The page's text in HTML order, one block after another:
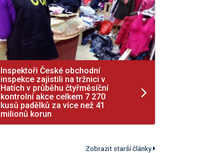
Inspektoři České obchodní
inspekce zajistili na tržnici v
Hatích v průběhu čtyřměsíční
kontrolní akce celkem 7 270
kusů padělků za více než 41
milionů korun
Zobrazit starší články